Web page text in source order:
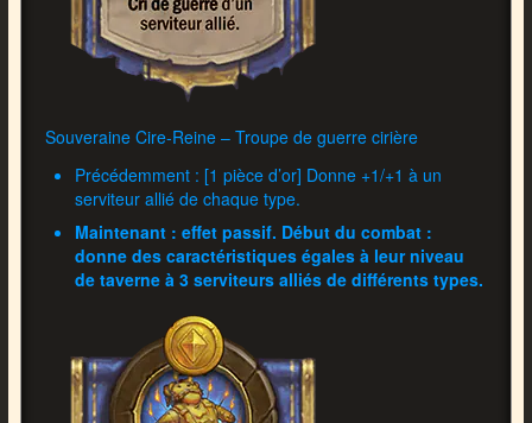
Souveraine Cire-Reine – Troupe de guerre cirière
Précédemment : [1 pièce d’or] Donne +1/+1 à un
serviteur allié de chaque type.
Maintenant : effet passif. Début du combat :
donne des caractéristiques égales à leur niveau
de taverne à 3 serviteurs alliés de différents types.